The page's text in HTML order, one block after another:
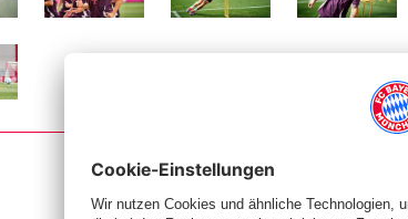
FC Bayern München
Größe Training FC Bayern München